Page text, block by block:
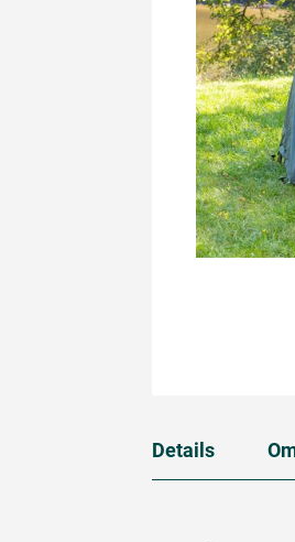
Details